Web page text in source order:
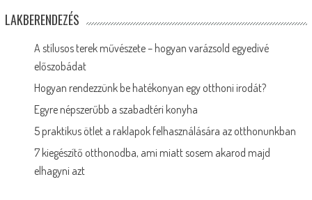
LAKBERENDEZÉS
A stílusos terek művészete – hogyan varázsold egyedivé
előszobádat
Hogyan rendezzünk be hatékonyan egy otthoni irodát?
Egyre népszerűbb a szabadtéri konyha
5 praktikus ötlet a raklapok felhasználására az otthonunkban
7 kiegészítő otthonodba, ami miatt sosem akarod majd
elhagyni azt